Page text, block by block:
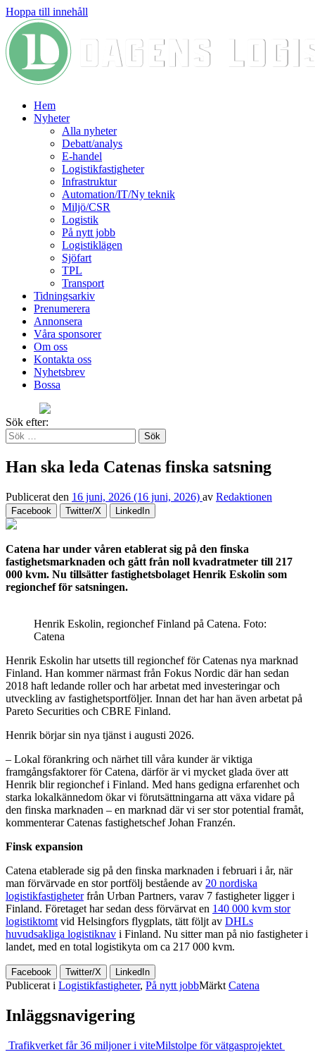
Hoppa till innehåll
Hem
Nyheter
Alla nyheter
Debatt/analys
E-handel
Logistikfastigheter
Infrastruktur
Automation/IT/Ny teknik
Miljö/CSR
Logistik
På nytt jobb
Logistiklägen
Sjöfart
TPL
Transport
Tidningsarkiv
Prenumerera
Annonsera
Våra sponsorer
Om oss
Kontakta oss
Nyhetsbrev
Bossa
Sök efter:
Han ska leda Catenas finska satsning
Publicerat den 16 juni, 2026 (16 juni, 2026) av Redaktionen
Facebook Twitter/X LinkedIn
Catena har under våren etablerat sig på den finska
fastighetsmarknaden och gått från noll kvadratmeter till 217
000 kvm. Nu tillsätter fastighetsbolaget Henrik Eskolin som
regionchef för satsningen.
Henrik Eskolin, regionchef Finland på Catena. Foto:
Catena
Henrik Eskolin har utsetts till regionchef för Catenas nya marknad
Finland. Han kommer närmast från Fokus Nordic där han sedan
2018 haft ledande roller och har arbetat med investeringar och
utveckling av fastighetsportföljer. Innan det har han även arbetat på
Pareto Securities och CBRE Finland.
Henrik börjar sin nya tjänst i augusti 2026.
– Lokal förankring och närhet till våra kunder är viktiga
framgångsfaktorer för Catena, därför är vi mycket glada över att
Henrik blir regionchef i Finland. Med hans gedigna erfarenhet och
starka lokalkännedom ökar vi förutsättningarna att växa vidare på
den finska marknaden – en marknad där vi ser stor potential framåt,
kommenterar Catenas fastighetschef Johan Franzén.
Finsk expansion
Catena etablerade sig på den finska marknaden i februari i år, när
man förvärvade en stor portfölj bestående av 20 nordiska
logistikfastigheterfrån Urban Partners, varav 7 fastigheter ligger i
Finland. Företaget har sedan dess förvärvat en 140 000 kvm stor
logistiktomt vid Helsingfors flygplats, tätt följt av DHLs
huvudsakliga logistiknav i Finland. Nu sitter man på nio fastigheter i
landet, med en total logistikyta om ca 217 000 kvm.
Facebook Twitter/X LinkedIn
Publicerat i Logistikfastigheter, På nytt jobbMärkt Catena
Inläggsnavigering
Trafikverket får 36 miljoner i viteMilstolpe för vätgasprojektet